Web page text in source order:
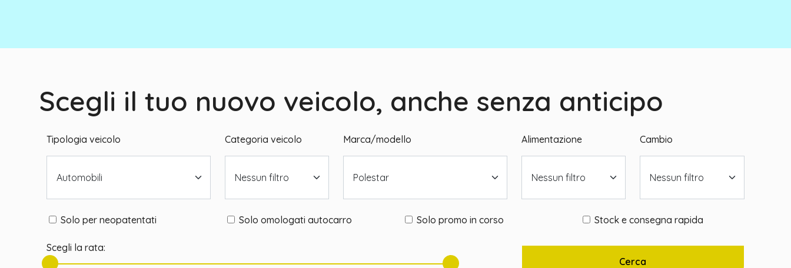
Scegli il tuo nuovo veicolo, anche senza anticipo
Tipologia veicolo
Automobili
Categoria veicolo
Nessun filtro
Marca/modello
Polestar
Alimentazione
Nessun filtro
Cambio
Nessun filtro
Solo per neopatentati Solo omologati autocarro Solo promo in corso Stock e consegna rapida
Scegli la rata:
Cerca